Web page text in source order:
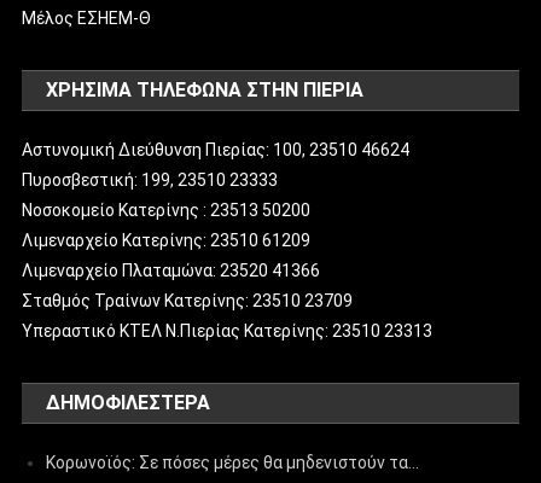
Μέλος ΕΣΗΕΜ-Θ
ΧΡΗΣΙΜΑ ΤΗΛΕΦΩΝΑ ΣΤΗΝ ΠΙΕΡΙΑ
Αστυνομική Διεύθυνση Πιερίας: 100, 23510 46624
Πυροσβεστική: 199, 23510 23333
Νοσοκομείο Κατερίνης : 23513 50200
Λιμεναρχείο Κατερίνης: 23510 61209
Λιμεναρχείο Πλαταμώνα: 23520 41366
Σταθμός Τραίνων Κατερίνης: 23510 23709
Υπεραστικό ΚΤΕΛ Ν.Πιερίας Κατερίνης: 23510 23313
ΔΗΜΟΦΙΛΈΣΤΕΡΑ
Κορωνοϊός: Σε πόσες μέρες θα μηδενιστούν τα…